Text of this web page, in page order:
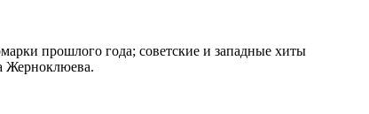
прошлого года; советские и западные хиты
Жерноклюева.